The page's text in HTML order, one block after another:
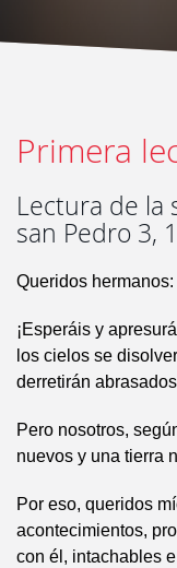
Primera
Lectura de la
san Pedro 3,
Queridos hermanos:
¡Esperáis y
los cielos se
derretirán
Pero nosotros,
nuevos y una tierra
Por eso, queridos
acontecimientos,
con él, intachables